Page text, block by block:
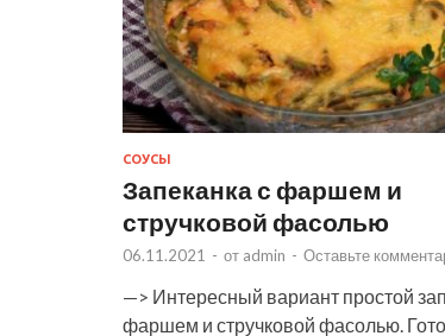
СОУСЫ
Запеканка с фаршем и
стручковой фасолью
06.11.2021 - от admin - Оставьте
—> Интересный вариант простой
фаршем и стручковой фасолью.